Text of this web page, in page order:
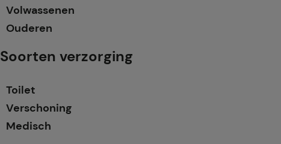
Volwassenen
Ouderen
Soorten verzorging
Toilet
Verschoning
Medisch